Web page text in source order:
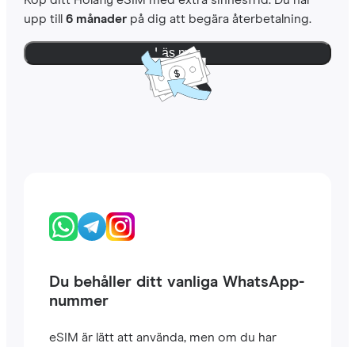
upp till 6 månaderpå dig att begära återbetalning.
Läs mer
Du behåller ditt vanliga WhatsApp-
nummer
eSIM är lätt att använda, men om du har